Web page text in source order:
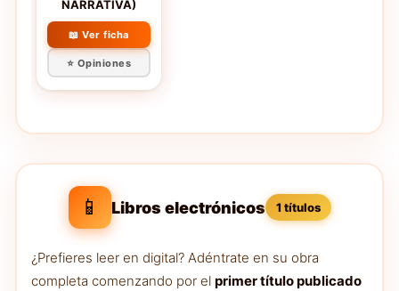
NARRATIVA)
📖 Ver ficha
⭐ Opiniones
📱 Libros electrónicos 1 títulos
¿Prefieres leer en digital? Adéntrate en su obra
completa comenzando por el primer título publicado